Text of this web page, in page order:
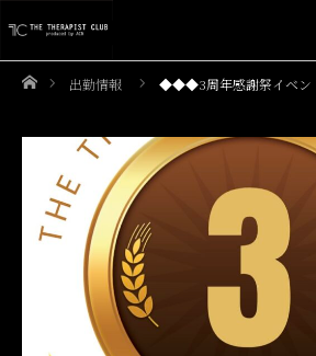
ホーム出勤情報 ◆◆◆3周年感謝祭イベ